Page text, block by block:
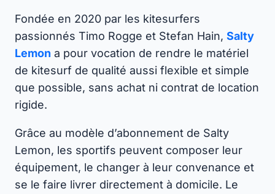
Fondée en 2020 par les kitesurfers
passionnés Timo Rogge et Stefan Hain, Salty
Lemon a pour vocation de rendre le matériel
de kitesurf de qualité aussi flexible et simple
que possible, sans achat ni contrat de location
rigide.
Grâce au modèle d’abonnement de Salty
Lemon, les sportifs peuvent composer leur
équipement, le changer à leur convenance et
se le faire livrer directement à domicile. Le